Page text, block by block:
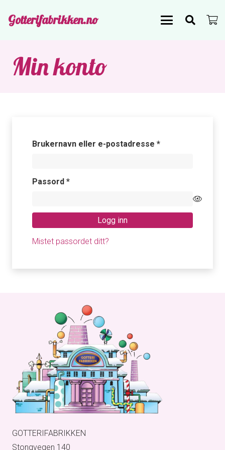
Gotterifabrikken.no
Min konto
Brukernavn eller e-postadresse *Påkrevd
Passord *Påkrevd
Logg inn
Mistet passordet ditt?
GOTTERIFABRIKKEN
Stongvegen 140